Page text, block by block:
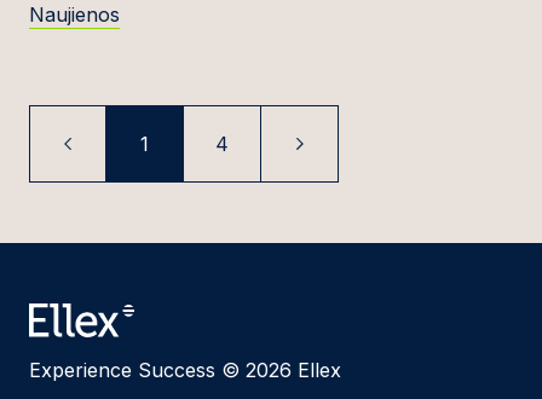
Naujienos
1 4
Experience Success © 2026 Ellex